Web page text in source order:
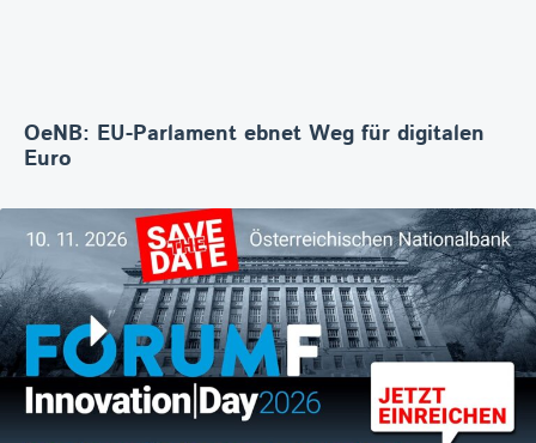
OeNB: EU-Parlament ebnet Weg für digitalen
Euro